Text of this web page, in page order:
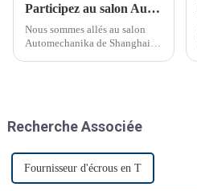
Participez au salon Automechanika de Shanghai
Nous sommes allés au salon
Automechanika de Shanghai
donc annoncé leur venue. Le
monde…
Recherche Associée
Fournisseur d'écrous en T